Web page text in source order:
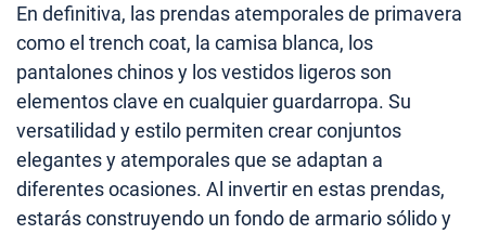
En definitiva, las prendas atemporales de primavera
como el trench coat, la camisa blanca, los
pantalones chinos y los vestidos ligeros son
elementos clave en cualquier guardarropa. Su
versatilidad y estilo permiten crear conjuntos
elegantes y atemporales que se adaptan a
diferentes ocasiones. Al invertir en estas prendas,
estarás construyendo un fondo de armario sólido y